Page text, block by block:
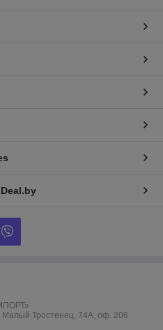
Малый Тростенец, 74А, оф. 206